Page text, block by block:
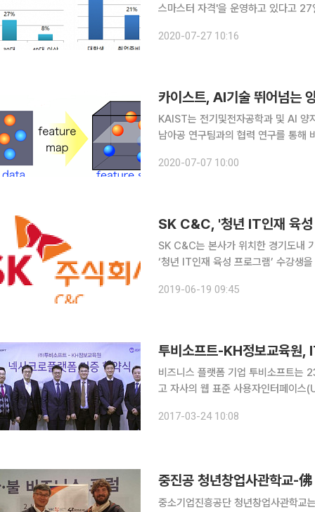
스마스터 자격'을 운영하고 있다고 27일 밝혔다. 4차 산업혁명으로 AI, 빅
확대되고 있다. 이와 더불어 IT분야로
2020-07-27 10:16
카이스트, AI기술 뛰어넘는
KAIST는 전기및전자공학과 및 AI 양
남아공 연구팀과의 협력 연구를 통해
있다. 하지만 연산 방법이 전혀 달라
2020-07-07 10:00
SK C&C, '청년 IT인재 육성
SK C&C는 본사가 위치한 경기도내
‘청년 IT인재 육성 프로그램’ 수강생
될 예정이며, 교육비는 무료다. 올해
2019-06-19 09:45
투비소프트-KH정보교육원,
비즈니스 플랫폼 기업 투비소프트는
고 자사의 웹 표준 사용자인터페이스
이를 자바 개발자 양성과정의 UI 설계
2017-03-24 10:08
중진공 청년창업사관학교-
중소기업진흥공단 청년창업사관학